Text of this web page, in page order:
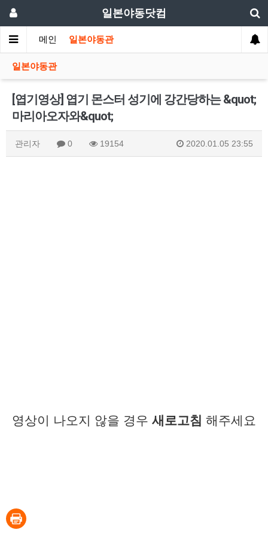
일본야동닷컴
메인 일본야동관
일본야동관
[엽기영상] 엽기 몬스터 성기에 강간당하는 &quot;
마리아오자와&quot;
관리자 0 19154 2020.01.05 23:55
영상이 나오지 않을 경우 새로고침 해주세요